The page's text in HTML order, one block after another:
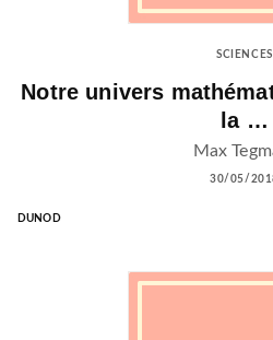
SCIENCES
Notre univers
la …
Max
30/05/
DUNOD